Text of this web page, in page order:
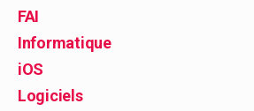
FAI
Informatique
iOS
Logiciels